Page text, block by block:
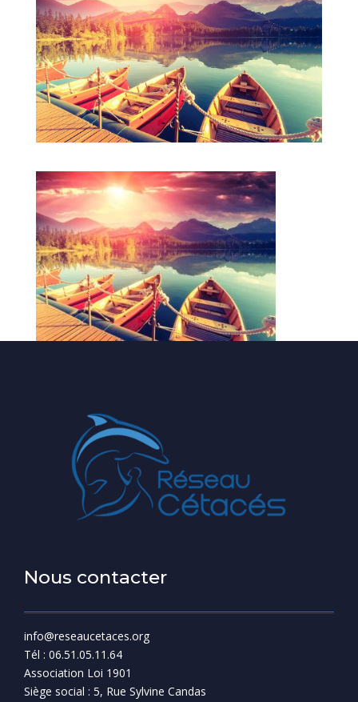
Nous contacter
info@reseaucetaces.org
Tél : 06.51.05.11.64
Association Loi 1901
Siège social : 5, Rue Sylvine Candas